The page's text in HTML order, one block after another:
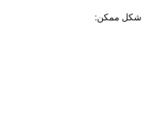
شكل ممكن: